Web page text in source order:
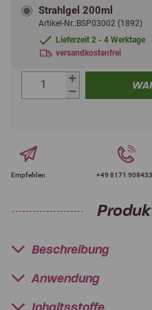
Strahlgel 200ml
Artikel-Nr.:BSP03002 (1892)
Lieferzeit 2 - 4 Werktage
versandkostenfrei
Empfehlen +49 8171
Beschreibung
Anwendung